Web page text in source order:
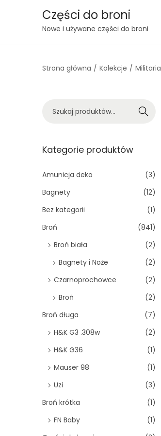
S
p
i
a
t
i
n
S
p
t
n
t
Części do broni
Nowe i używane części do broni
Strona główna / Kolekcje / Militaria
k
j
:
Szukaj
Kategorie produktów
Amunicja deko
(3)
Bagnety
(12)
Bez kategorii
(1)
Broń
(841)
Broń biała
(2)
Bagnety i Noże
(2)
Czarnoprochowce
(2)
Broń
(2)
Broń długa
(7)
H&K G3 .308w
(2)
H&K G36
(1)
Mauser 98
(1)
Uzi
(3)
Broń krótka
(1)
FN Baby
(1)